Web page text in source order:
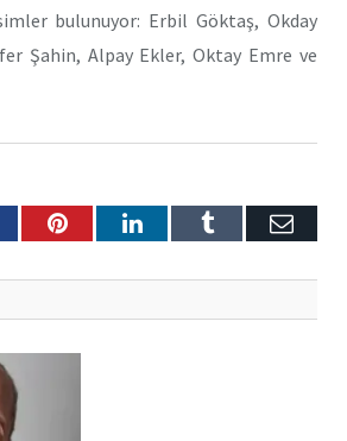
bulunuyor: Erbil Göktaş, Okday
Şahin, Alpay Ekler, Oktay Emre ve
PinterestLinkedInTumblr E-